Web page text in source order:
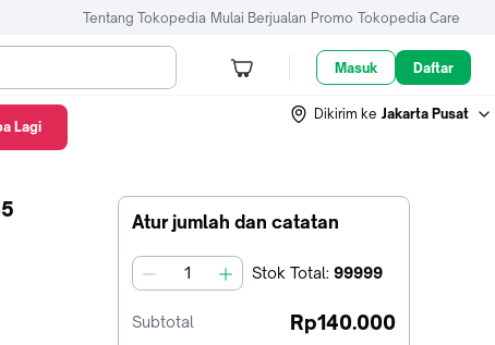
Tentang Tokopedia Mulai Berjualan Promo Tokopedia Care
Masuk Daftar
Dikirim ke Jakarta Pusat
Atur jumlah dan catatan
jumlah Stok Total: 99999
Subtotal Rp140.000
Lagi